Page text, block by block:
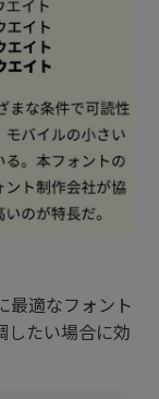
最適なフォント
したい場合に効